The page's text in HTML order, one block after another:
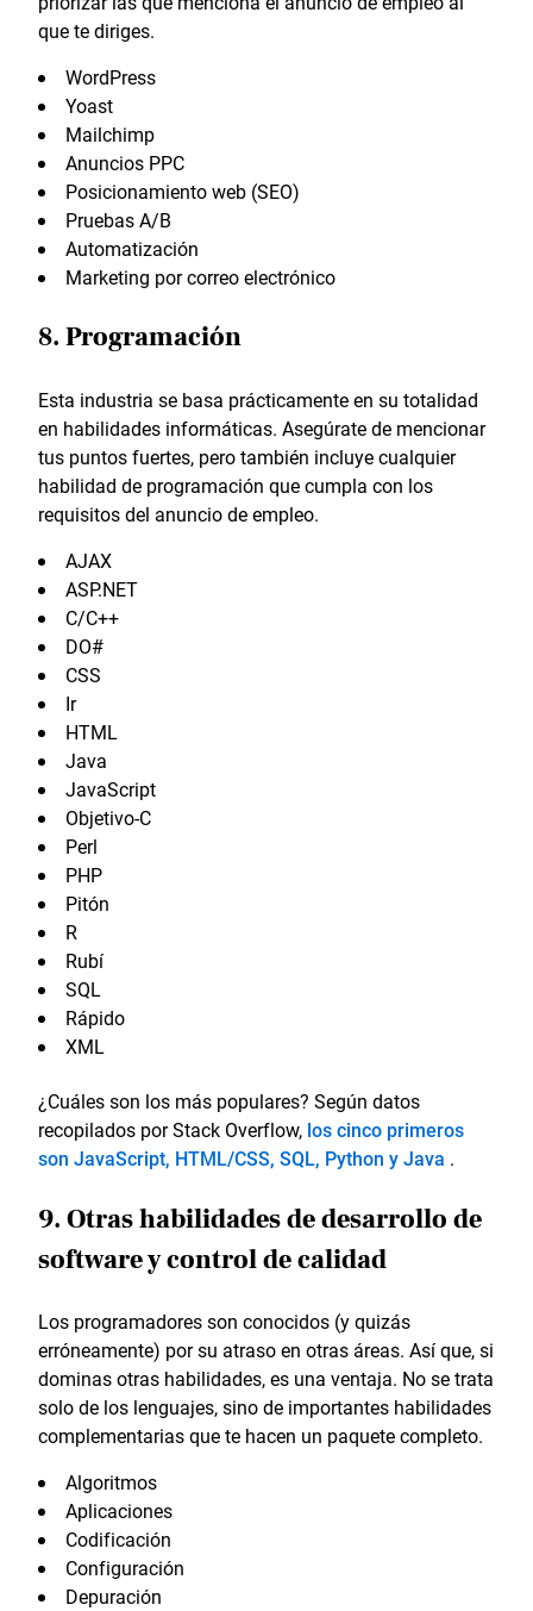
que te diriges.
WordPress
Yoast
Mailchimp
Anuncios PPC
Posicionamiento web (SEO)
Pruebas A/B
Automatización
Marketing por correo electrónico
8. Programación
Esta industria se basa prácticamente en su totalidad
en habilidades informáticas. Asegúrate de mencionar
tus puntos fuertes, pero también incluye cualquier
habilidad de programación que cumpla con los
requisitos del anuncio de empleo.
AJAX
ASP.NET
C/C++
DO#
CSS
Ir
HTML
Java
JavaScript
Objetivo-C
Perl
PHP
Pitón
R
Rubí
SQL
Rápido
XML
¿Cuáles son los más populares? Según datos
recopilados por Stack Overflow, los cinco primeros
son JavaScript, HTML/CSS, SQL, Python y Java .
9. Otras habilidades de desarrollo de
software y control de calidad
Los programadores son conocidos (y quizás
erróneamente) por su atraso en otras áreas. Así que, si
dominas otras habilidades, es una ventaja. No se trata
solo de los lenguajes, sino de importantes habilidades
complementarias que te hacen un paquete completo.
Algoritmos
Aplicaciones
Codificación
Configuración
Depuración